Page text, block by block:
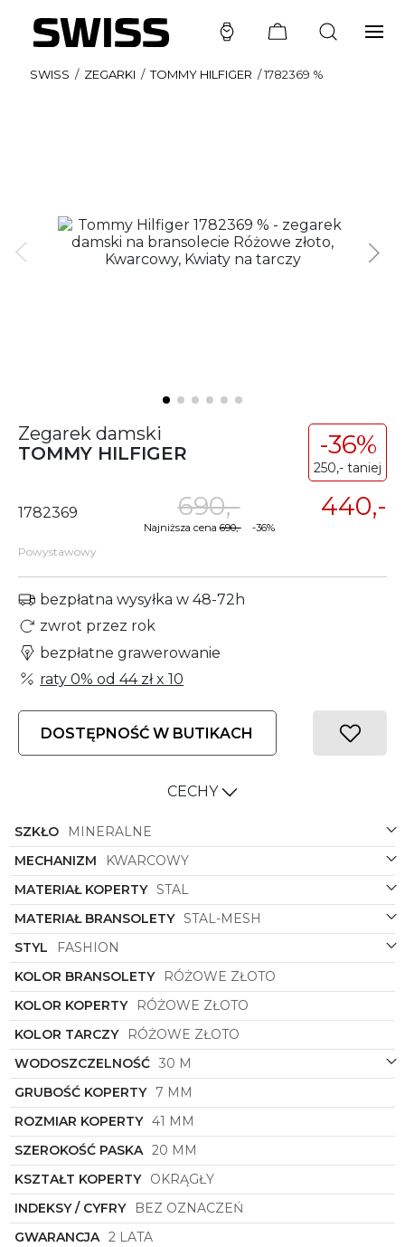
SWISS / ZEGARKI / TOMMY HILFIGER /1782369 %
Zegarek damski
TOMMY HILFIGER
-36%
250,- taniej
1782369
Powystawowy
440,-
690,-
Najniższa cena690,--36%
bezpłatna wysyłka w 48-72h
zwrot przez rok
bezpłatne grawerowanie
raty 0% od 44 złx 10
DOSTĘPNOŚĆ W BUTIKACH
CECHY
SZKŁO
MINERALNE
MECHANIZM
KWARCOWY
MATERIAŁ KOPERTY STAL
MATERIAŁ BRANSOLETY STAL-MESH
STYL
FASHION
KOLOR BRANSOLETY
RÓŻOWE ZŁOTO
KOLOR KOPERTY
RÓŻOWE ZŁOTO
KOLOR TARCZY
RÓŻOWE ZŁOTO
WODOSZCZELNOŚĆ 30 M
GRUBOŚĆ KOPERTY 7 MM
ROZMIAR KOPERTY 41 MM
SZEROKOŚĆ PASKA 20 MM
KSZTAŁT KOPERTY OKRĄGŁY
INDEKSY / CYFRY
BEZ OZNACZEŃ
GWARANCJA 2 LATA